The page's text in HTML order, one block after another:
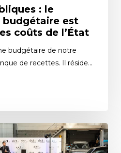
: le
est
coûts de l’État
budgétaire de notre
de recettes. Il réside…